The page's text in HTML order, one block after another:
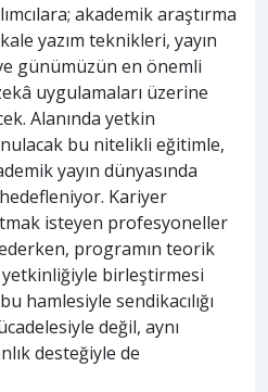
akademik araştırma
yazım teknikleri, yayın
günümüzün en önemli
uygulamaları üzerine
Alanında yetkin
bu nitelikli eğitimle,
yayın dünyasında
Kariyer
isteyen profesyoneller
programın teorik
birleştirmesi
hamlesiyle sendikacılığı
değil, aynı
desteğiyle de